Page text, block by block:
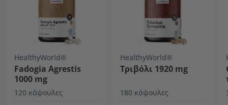
HealthyWorld®
Fadogia Agrestis
1000 mg
120 κάψουλες
HealthyWorld®
Τριβόλι 1920 mg
180 κάψουλες